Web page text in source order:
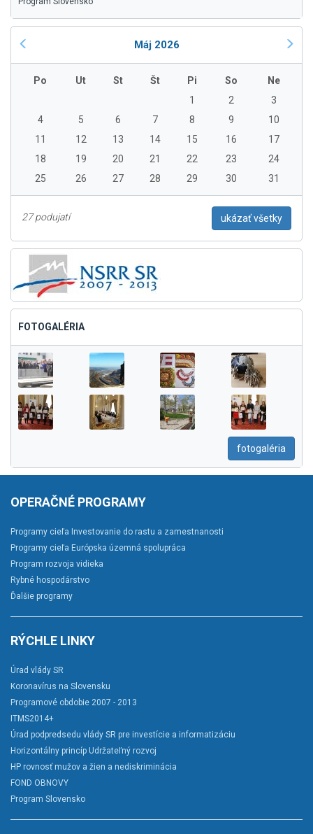
Máj 2026
Po Ut St Št Pi So
Ne
1
2
3
4
5 6 7 8 9
10
11
12 13 14 15 16
17
18
19 20 21 22 23
24
25
26 27 28 29 30 31
27 podujatí ukázať všetky
FOTOGALÉRIA
fotogaléria
OPERAČNÉ PROGRAMY
Programy cieľa Investovanie do rastu a zamestnanosti
Programy cieľa Európska územná spolupráca
Program rozvoja vidieka
Rybné hospodárstvo
Ďalšie programy
RÝCHLE LINKY
Úrad vlády SR
Koronavírus na Slovensku
Programové obdobie 2007 - 2013
ITMS2014+
Úrad podpredsedu vlády SR pre investície a informatizáciu
Horizontálny princíp Udržateľný rozvoj
HP rovnosť mužov a žien a nediskriminácia
FOND OBNOVY
Program Slovensko